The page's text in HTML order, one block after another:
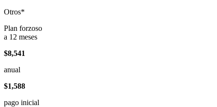
Otros*
Plan forzoso
a 12 meses
$8,541
anual
$1,588
pago inicial